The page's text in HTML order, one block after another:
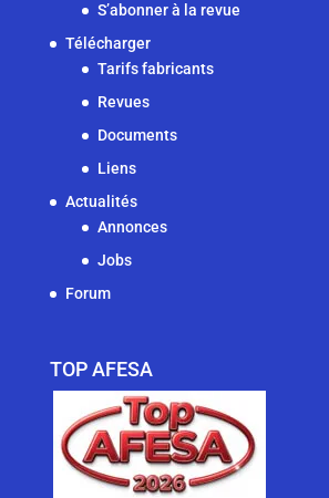
S’abonner à la revue
Télécharger
Tarifs fabricants
Revues
Documents
Liens
Actualités
Annonces
Jobs
Forum
TOP AFESA